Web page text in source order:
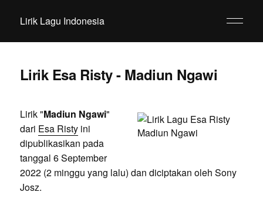
Lirik Lagu Indonesia
Lirik Esa Risty - Madiun Ngawi
Lirik "Madiun Ngawi"
dari Esa Ristyini
dipublikasikan pada
tanggal 6 September
2022 (2 minggu yang lalu) dan diciptakan oleh Sony
Josz.